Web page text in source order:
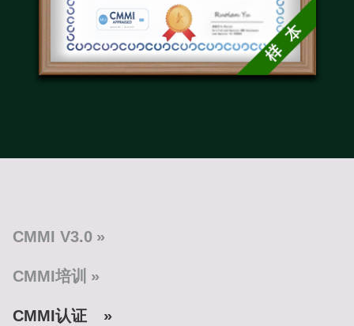
CMMI V3.0
CMMI培训
CMMI认证